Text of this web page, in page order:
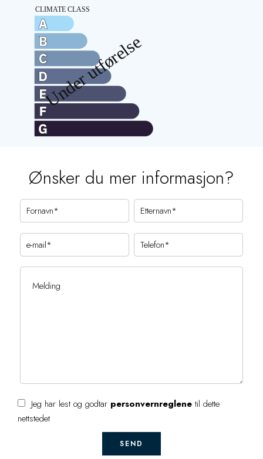
Ønsker du mer informasjon?
Jeg har lest og godtar personvernreglene til dette
nettstedet
SEND